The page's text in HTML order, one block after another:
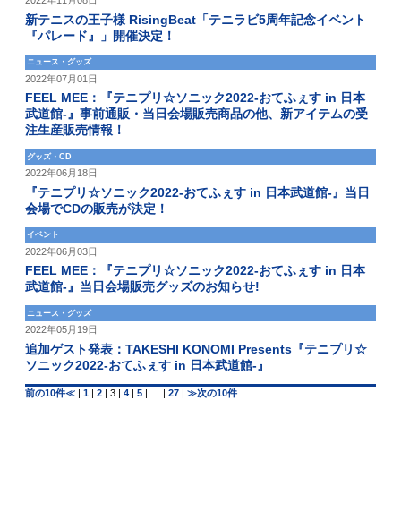
新テニスの王子様 RisingBeat「テニラビ5周年記念イベント
『パレード』」開催決定！
ニュース・グッズ
2022年07月01日
FEEL MEE：『テニプリ☆ソニック2022-おてふぇす in 日本
武道館-』事前通販・当日会場販売商品の他、新アイテムの受
注生産販売情報！
グッズ・CD
2022年06月18日
『テニプリ☆ソニック2022-おてふぇす in 日本武道館-』当日
会場でCDの販売が決定！
イベント
2022年06月03日
FEEL MEE：『テニプリ☆ソニック2022-おてふぇす in 日本
武道館-』当日会場販売グッズのお知らせ!
ニュース・グッズ
2022年05月19日
追加ゲスト発表：TAKESHI KONOMI Presents『テニプリ☆
ソニック2022-おてふぇす in 日本武道館-』
前の10件≪ | 1 | 2 | 3 | 4 | 5 | | 27 | ≫次の10件